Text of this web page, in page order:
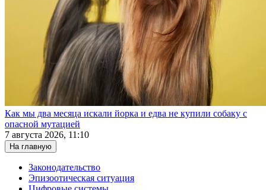
Как мы два месяца искали йорка и едва не купили собаку с
опасной мутацией
7 августа 2026, 11:10
На главную
Законодательство
Эпизоотическая ситуация